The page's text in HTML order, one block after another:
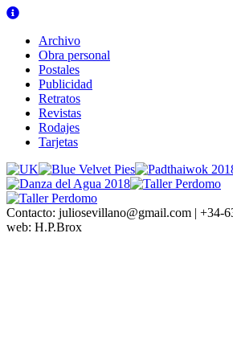
Archivo
Obra personal
Postales
Publicidad
Retratos
Revistas
Rodajes
Tarjetas
Contacto: juliosevillano@gmail.com | +34-
web: H.P.Brox